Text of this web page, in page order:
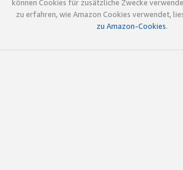
können Cookies für zusätzliche Zwecke
zu erfahren, wie Amazon Cookies verwendet,
zu Amazon-Cookies.